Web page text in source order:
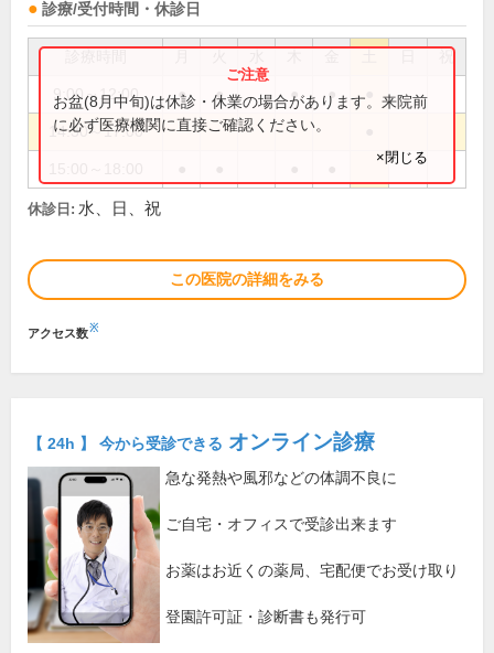
診療/受付時間・休診日
祝
9:00～12:00 ● ● ● ●
14:30～17:00
お盆(8月中旬)は休診・休業の場合があります。来院前
に必ず医療機関に直接ご確認ください。
×閉じる
休診日: 水、日、祝
この医院の詳細をみる
アクセス数※
【 24h 】 今から受診できる オンライン診療
急な発熱や風邪などの体調不良に
ご自宅・オフィスで受診出来ます
お薬はお近くの薬局、宅配便でお受け取り
登園許可証・診断書も発行可